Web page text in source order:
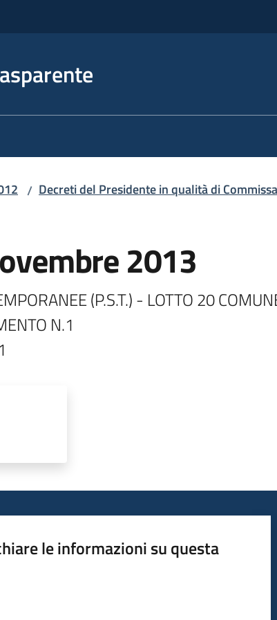
/ Decreti del Presidente in qualità di
2013
(P.S.T.) - LOTTO 20
N.1
le informazioni su questa